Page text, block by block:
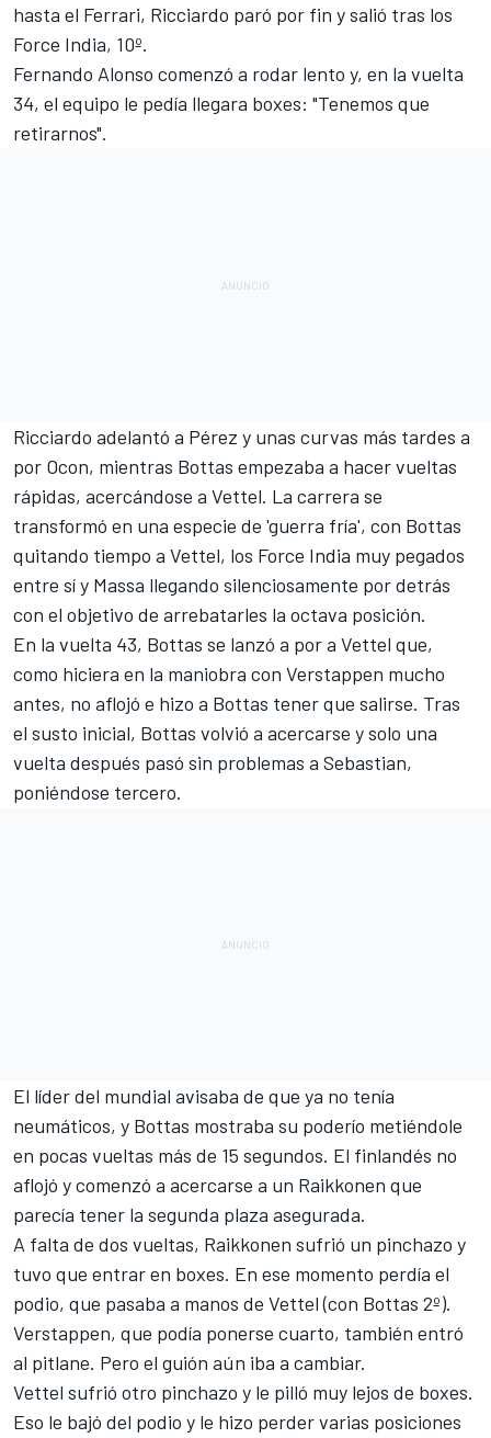
hasta el Ferrari, Ricciardo paró por fin y salió tras los
Force India, 10º.
Fernando Alonso comenzó a rodar lento y, en la vuelta
34, el equipo le pedía llegara boxes: "Tenemos que
retirarnos".
Ricciardo adelantó a Pérez y unas curvas más tardes a
por Ocon, mientras Bottas empezaba a hacer vueltas
rápidas, acercándose a Vettel. La carrera se
transformó en una especie de 'guerra fría', con Bottas
quitando tiempo a Vettel, los Force India muy pegados
entre sí y Massa llegando silenciosamente por detrás
con el objetivo de arrebatarles la octava posición.
En la vuelta 43, Bottas se lanzó a por a Vettel que,
como hiciera en la maniobra con Verstappen mucho
antes, no aflojó e hizo a Bottas tener que salirse. Tras
el susto inicial, Bottas volvió a acercarse y solo una
vuelta después pasó sin problemas a Sebastian,
poniéndose tercero.
El líder del mundial avisaba de que ya no tenía
neumáticos, y Bottas mostraba su poderío metiéndole
en pocas vueltas más de 15 segundos. El finlandés no
aflojó y comenzó a acercarse a un Raikkonen que
parecía tener la segunda plaza asegurada.
A falta de dos vueltas, Raikkonen sufrió un pinchazo y
tuvo que entrar en boxes. En ese momento perdía el
podio, que pasaba a manos de Vettel (con Bottas 2º).
Verstappen, que podía ponerse cuarto, también entró
al pitlane. Pero el guión aún iba a cambiar.
Vettel sufrió otro pinchazo y le pilló muy lejos de boxes.
Eso le bajó del podio y le hizo perder varias posiciones